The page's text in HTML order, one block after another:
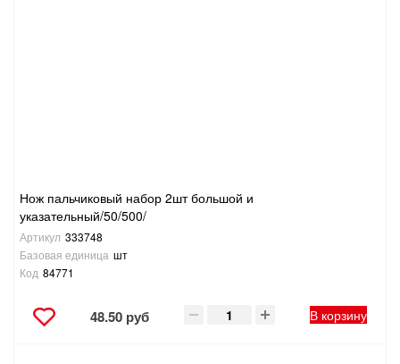
Нож пальчиковый набор 2шт большой и
указательный/50/500/
Артикул 333748
Базовая единица шт
Код 84771
48.50 руб В корзину